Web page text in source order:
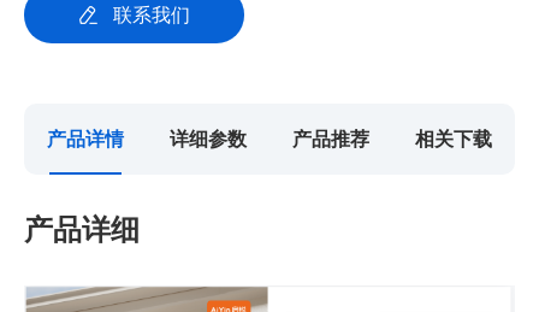
联系我们
产品详情 详细参数 产品推荐 相关下载
产品详细